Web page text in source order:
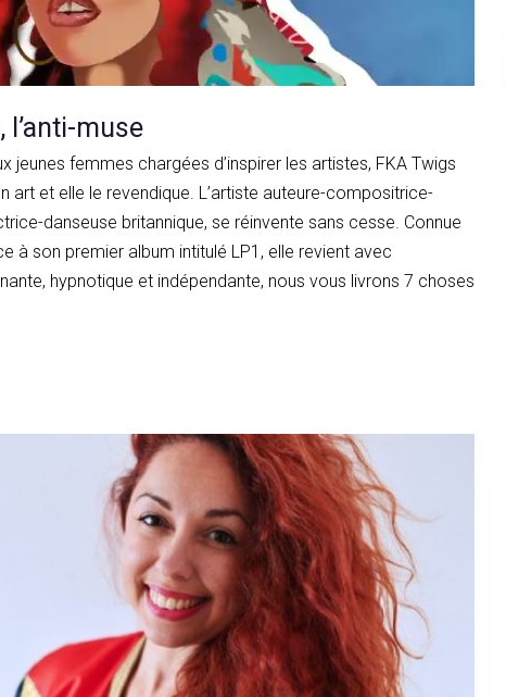
l’anti-muse
jeunes femmes chargées d’inspirer les artistes, FKA Twigs
art et elle le revendique. L’artiste auteure-compositrice-
danseuse britannique, se réinvente sans cesse. Connue
à son premier album intitulé LP1, elle revient avec
hypnotique et indépendante, nous vous livrons 7 choses